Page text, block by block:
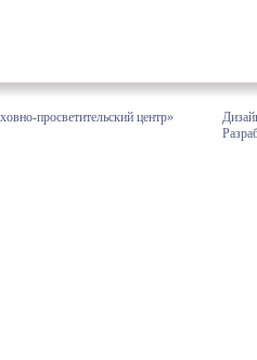
просветительский центр»